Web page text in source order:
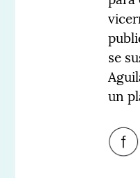
se
un